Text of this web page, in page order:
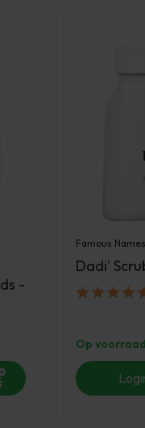
-
Famous Names
Dadi'
Op voorraad